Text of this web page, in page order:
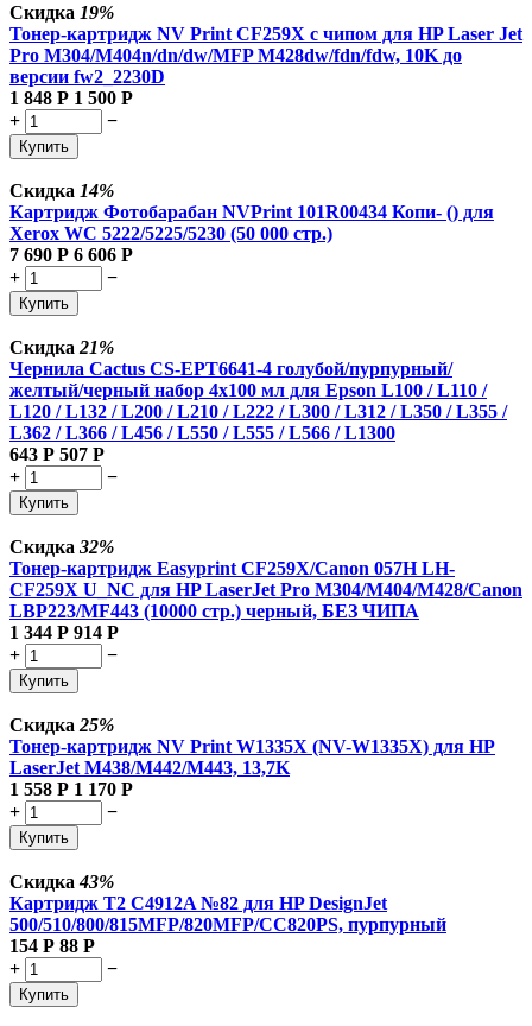
Скидка 19%
Тонер-картридж NV Print CF259X с чипом для HP Laser Jet
Pro M304/M404n/dn/dw/MFP M428dw/fdn/fdw, 10K до
версии fw2_2230D
1 848 Р 1 500 Р
+
−
Купить
Скидка 14%
Картридж Фотобарабан NVPrint 101R00434 Копи- () для
Xerox WC 5222/5225/5230 (50 000 стр.)
7 690 Р 6 606 Р
+
−
Купить
Скидка 21%
Чернила Cactus CS-EPT6641-4 голубой/пурпурный/
желтый/черный набор 4x100 мл для Epson L100 / L110 /
L120 / L132 / L200 / L210 / L222 / L300 / L312 / L350 / L355 /
L362 / L366 / L456 / L550 / L555 / L566 / L1300
643 Р 507 Р
+
−
Купить
Скидка 32%
Тонер-картридж Easyprint CF259X/Canon 057H LH-
CF259X U_NC для HP LaserJet Pro M304/M404/M428/Canon
LBP223/MF443 (10000 стр.) черный, БЕЗ ЧИПА
1 344 Р 914 Р
+
−
Купить
Скидка 25%
Тонер-картридж NV Print W1335X (NV-W1335X) для HP
LaserJet M438/M442/M443, 13,7K
1 558 Р 1 170 Р
+
−
Купить
Скидка43%
Картридж T2 C4912A №82 для HP DesignJet
500/510/800/815MFP/820MFP/CC820PS, пурпурный
154 Р 88 Р
+
−
Купить